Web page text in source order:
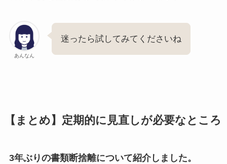
あんなん
迷ったら試してみてくださいね
【まとめ】定期的に見直しが必要なところ
3年ぶりの書類断捨離について紹介しました。